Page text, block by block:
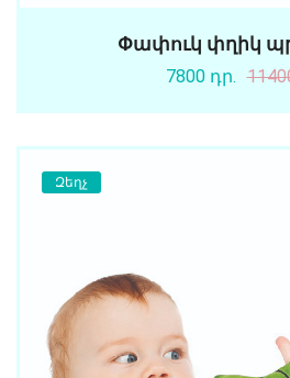
Փափուկ փղիկ
7800 դր.
Զեղչ